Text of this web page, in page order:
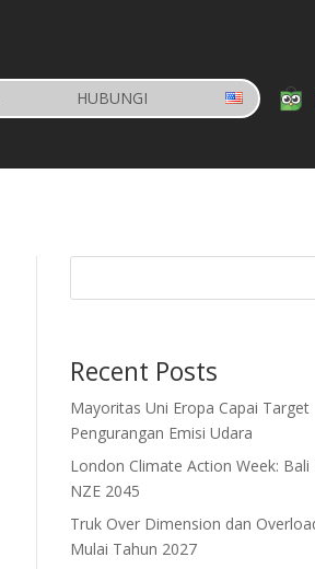
HUBUNGI
Recent Posts
Mayoritas Uni Eropa Capai Target
Pengurangan Emisi Udara
London Climate Action Week: Bali
NZE 2045
Truk Over Dimension dan
Mulai Tahun 2027